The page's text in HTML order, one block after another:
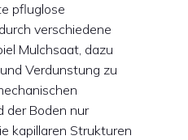
pfluglose
verschiedene
Mulchsaat, dazu
Verdunstung zu
der Boden nur
kapillaren Strukturen